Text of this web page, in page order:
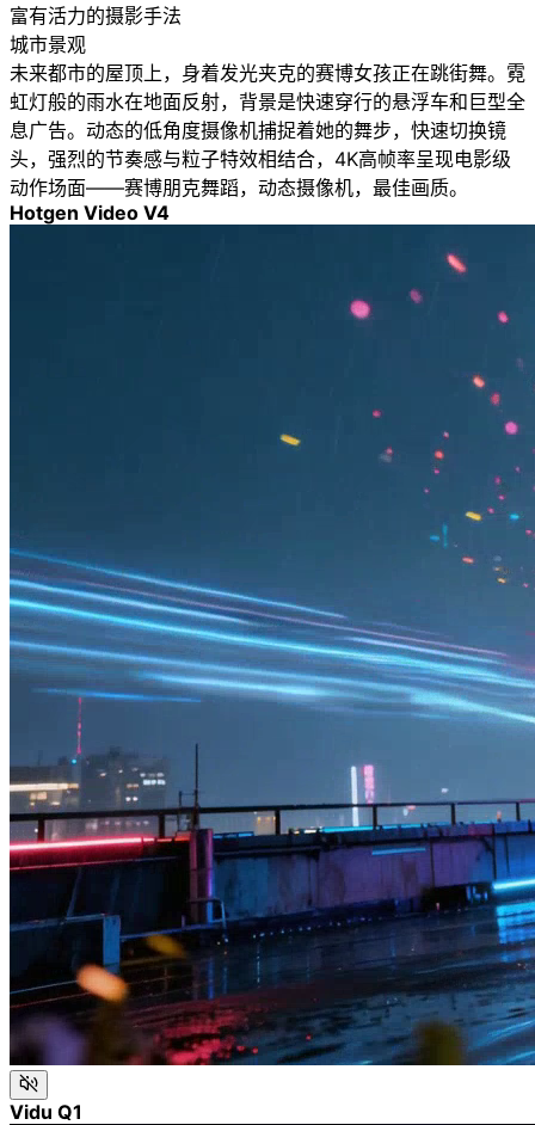
富有活力的摄影手法
城市景观
未来都市的屋顶上，身着发光夹克的赛博女孩正在跳街舞。霓
虹灯般的雨水在地面反射，背景是快速穿行的悬浮车和巨型全
息广告。动态的低角度摄像机捕捉着她的舞步，快速切换镜
头，强烈的节奏感与粒子特效相结合，4K高帧率呈现电影级
动作场面——赛博朋克舞蹈，动态摄像机，最佳画质。
Hotgen Video V4
Vidu Q1